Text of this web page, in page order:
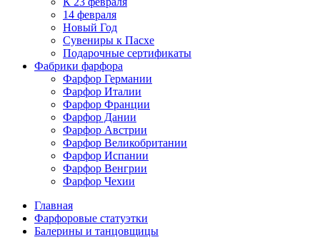
14 февраля
Новый Год
Сувениры к Пасхе
Подарочные сертификаты
Фабрики фарфора
Фарфор Германии
Фарфор Италии
Фарфор Франции
Фарфор Дании
Фарфор Австрии
Фарфор Великобритании
Фарфор Испании
Фарфор Венгрии
Фарфор Чехии
Главная
Фарфоровые статуэтки
Балерины и танцовщицы